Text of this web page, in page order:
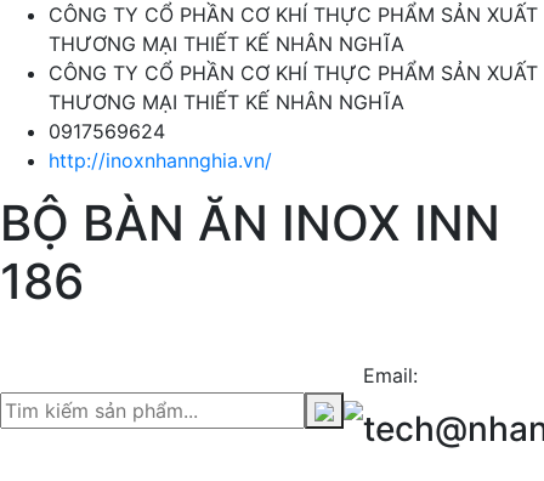
CÔNG TY CỔ PHẦN CƠ KHÍ THỰC PHẨM SẢN XUẤT
THƯƠNG MẠI THIẾT KẾ NHÂN NGHĨA
CÔNG TY CỔ PHẦN CƠ KHÍ THỰC PHẨM SẢN XUẤT
THƯƠNG MẠI THIẾT KẾ NHÂN NGHĨA
0917569624
http://inoxnhannghia.vn/
BỘ BÀN ĂN INOX INN
186
Email: